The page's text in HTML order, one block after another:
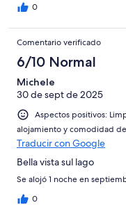
0
Comentario verificado
6/10 Normal
Michele
30 de sept de 2025
Aspectos positivos:
alojamiento y comodidad
Traducir con Google
Bella vista sul lago
Se alojó 1 noche en
0